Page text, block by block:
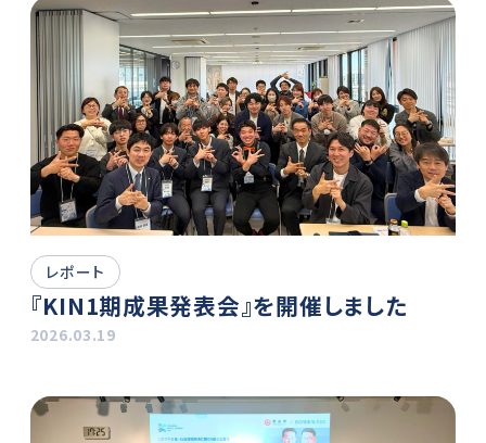
レポート
『KIN1期成果発表会』を開催しました
2026.03.19